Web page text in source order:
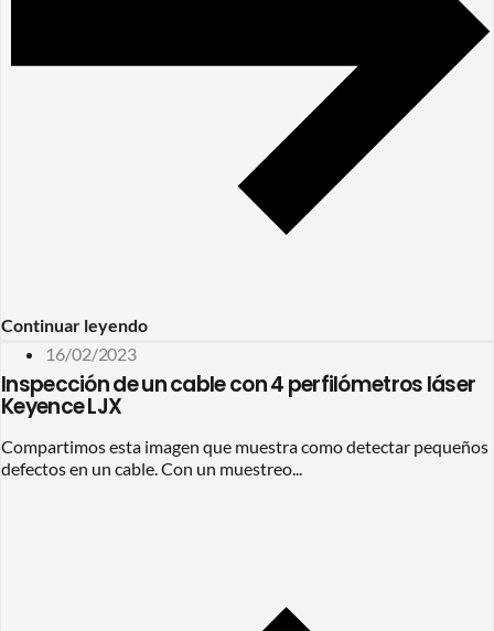
Continuar leyendo
16/02/2023
Inspección de un cable con 4 perfilómetros láser
Keyence LJX
Compartimos esta imagen que muestra como detectar pequeños
defectos en un cable. Con un muestreo...